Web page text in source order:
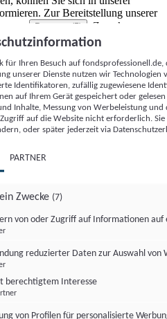
Zur Bereitstellung unserer
von
Partnern (5)
. Zwecke:
Messung von Werbeleistung
sowie Zielgruppenforschung.
Online-Kennungen (z. B. login-
Kennungen,
zusammen mit anderen
und Browserinformationen,
Technologien usw.) auf
von dort ausgelesen werden, um es
es eine App oder einer Webseite
mehrere der hier aufgeführten
für Ihren Besuch auf
unserer Dienste nutzen wir Technologien
Identifikatoren, zufällig zugewiesene
auf Ihrem Gerät gespeichert oder
Inhalte, Messung von Werbeleistung
auf die Website nicht erforderlich.
oder später jederzeit via
PARTNER
Zwecke (7)
von oder Zugriff auf Informationen auf
reduzierter Daten zur Auswahl von
berechtigtem Interesse
von Profilen für personalisierte